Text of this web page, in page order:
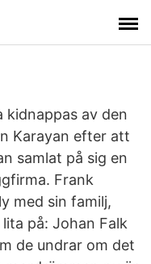
av den
Karayan efter att
samlat på sig en
Frank
med sin familj,
på: Johan Falk
de undrar om det